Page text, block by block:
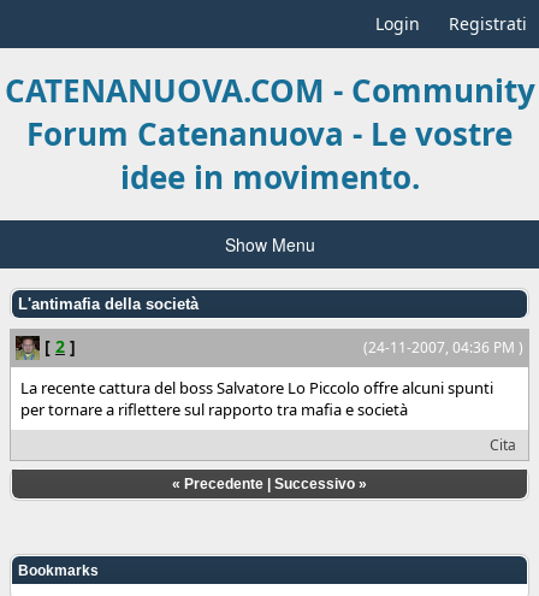
Login Registrati
CATENANUOVA.COM - Community
Forum Catenanuova - Le vostre
idee in movimento.
Show Menu
L'antimafia della società
(24-11-2007, 04:36 PM )
[ 2 ]
La recente cattura del boss Salvatore Lo Piccolo offre alcuni spunti
per tornare a riflettere sul rapporto tra mafia e società
Cita
« Precedente Successivo »
Bookmarks